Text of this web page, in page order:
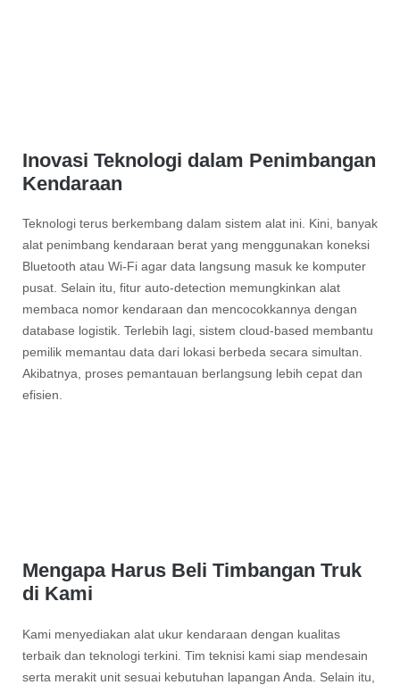
Inovasi Teknologi dalam Penimbangan
Kendaraan
Teknologi terus berkembang dalam sistem alat ini. Kini, banyak
alat penimbang kendaraan berat yang menggunakan koneksi
Bluetooth atau Wi-Fi agar data langsung masuk ke komputer
pusat. Selain itu, fitur auto-detection memungkinkan alat
membaca nomor kendaraan dan mencocokkannya dengan
database logistik. Terlebih lagi, sistem cloud-based membantu
pemilik memantau data dari lokasi berbeda secara simultan.
Akibatnya, proses pemantauan berlangsung lebih cepat dan
efisien.
Mengapa Harus Beli Timbangan Truk
di Kami
Kami menyediakan alat ukur kendaraan dengan kualitas
terbaik dan teknologi terkini. Tim teknisi kami siap mendesain
serta merakit unit sesuai kebutuhan lapangan Anda. Selain itu,